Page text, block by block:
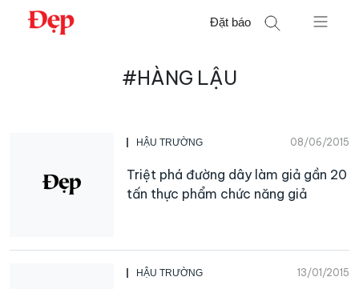
Chuyển
Đặt báo
#HÀNG LẬU
HẬU TRƯỜNG 08/06/2015
Triệt phá đường dây làm giả gần 20
tấn thực phẩm chức năng giả
HẬU TRƯỜNG 13/01/2015